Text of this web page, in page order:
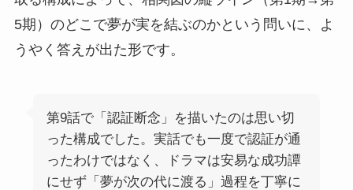
5期）のどこで夢が実を結ぶのかという問いに、よ
うやく答えが出た形です。
第9話で「認証断念」を描いたのは思い切
った構成でした。実話でも一度で認証が通
ったわけではなく、ドラマは安易な成功譚
にせず「夢が次の代に渡る」過程を丁寧に